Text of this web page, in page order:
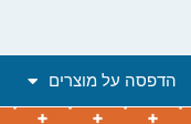
הדפסה על מוצרים